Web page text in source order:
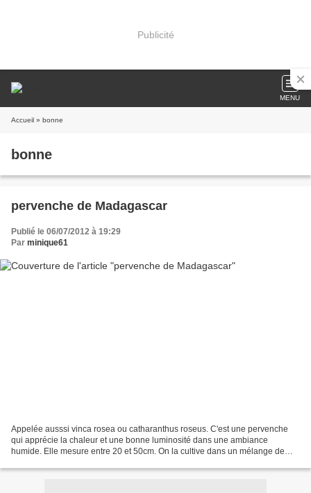
Publicité
MENU
Accueil » bonne
bonne
pervenche de Madagascar
Publié le 06/07/2012 à 19:29
Par minique61
Appelée ausssi vinca rosea ou catharanthus roseus. C'est une pervenche
qui apprécie la chaleur et une bonne luminosité dans une ambiance
humide. Elle mesure entre 20 et 50cm. On la cultive dans un mélange de